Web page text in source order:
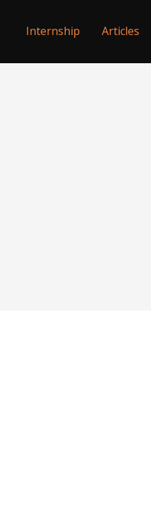
Articles
Internship